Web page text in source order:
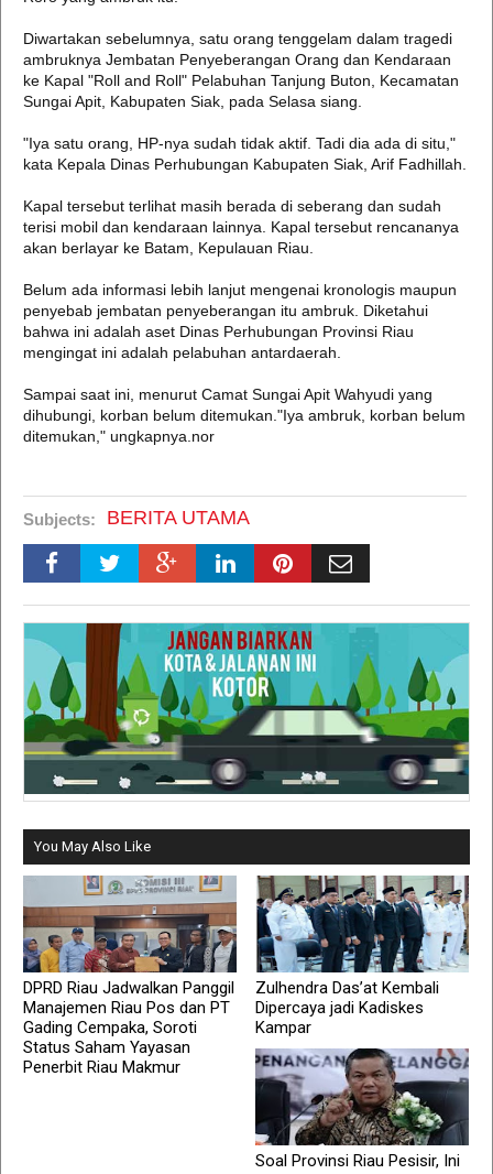
Diwartakan sebelumnya, satu orang tenggelam dalam tragedi
ambruknya Jembatan Penyeberangan Orang dan Kendaraan
ke Kapal "Roll and Roll" Pelabuhan Tanjung Buton, Kecamatan
Sungai Apit, Kabupaten Siak, pada Selasa siang.
"Iya satu orang, HP-nya sudah tidak aktif. Tadi dia ada di situ,"
kata Kepala Dinas Perhubungan Kabupaten Siak, Arif Fadhillah.
Kapal tersebut terlihat masih berada di seberang dan sudah
terisi mobil dan kendaraan lainnya. Kapal tersebut rencananya
akan berlayar ke Batam, Kepulauan Riau.
Belum ada informasi lebih lanjut mengenai kronologis maupun
penyebab jembatan penyeberangan itu ambruk. Diketahui
bahwa ini adalah aset Dinas Perhubungan Provinsi Riau
mengingat ini adalah pelabuhan antardaerah.
Sampai saat ini, menurut Camat Sungai Apit Wahyudi yang
dihubungi, korban belum ditemukan."Iya ambruk, korban belum
ditemukan," ungkapnya.nor
Subjects: BERITA UTAMA
You May Also Like
DPRD Riau Jadwalkan Panggil
Manajemen Riau Pos dan PT
Gading Cempaka, Soroti
Status Saham Yayasan
Penerbit Riau Makmur
Zulhendra Das’at Kembali
Dipercaya jadi Kadiskes
Kampar
Soal Provinsi Riau Pesisir, Ini